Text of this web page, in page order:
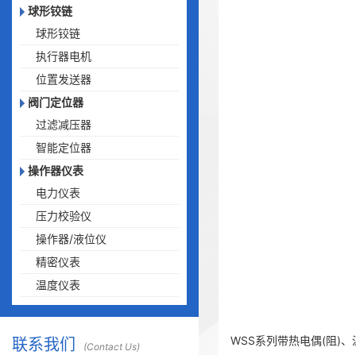
球形铰链
球形铰链
执行器电机
位置发送器
阀门定位器
过滤减压器
智能定位器
操作器仪表
电力仪表
压力校验仪
操作器/液位仪
精密仪表
温度仪表
联系我们 (Contact Us)
WSS系列带热电偶(阻)